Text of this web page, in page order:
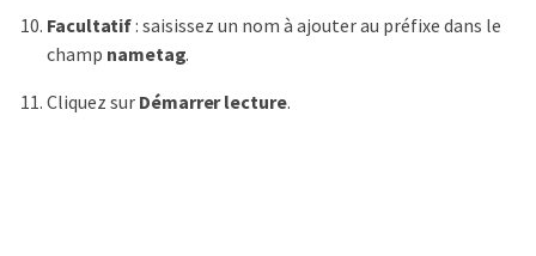
Facultatif: saisissez un nom à ajouter au préfixe dans le
champ nametag.
Cliquez sur Démarrer lecture.